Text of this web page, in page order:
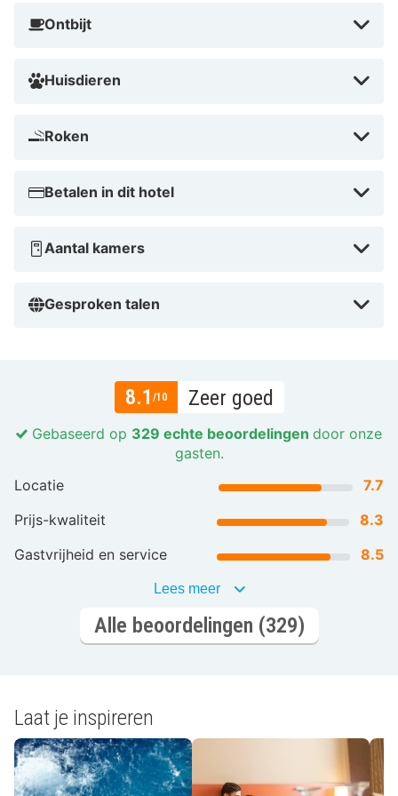
onvergetelijk wordt.
Ontbijt
Huisdieren
Roken
Betalen in dit hotel
Aantal kamers
Gesproken talen
8.1 /10 Zeer goed
Gebaseerd op 329 echte beoordelingen door onze
gasten.
Locatie
7.7
Prijs-kwaliteit
8.3
Gastvrijheid en service
8.5
Lees meer
Alle beoordelingen (329)
Laat je inspireren